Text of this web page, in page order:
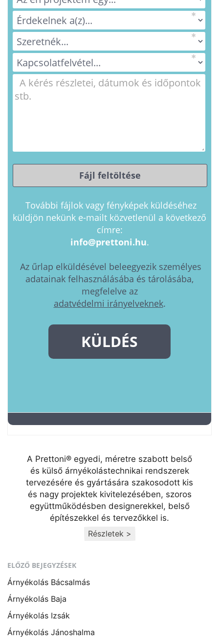
A Prettoni® egyedi, méretre szabott belső
és külső árnyékolástechnikai rendszerek
tervezésére és gyártására szakosodott kis
és nagy projektek kivitelezésében, szoros
együttműködésben designerekkel, belső
építészekkel és tervezőkkel is.
Részletek >
ELŐZŐ BEJEGYZÉSEK
Árnyékolás Bácsalmás
Árnyékolás Baja
Árnyékolás Izsák
Árnyékolás Jánoshalma